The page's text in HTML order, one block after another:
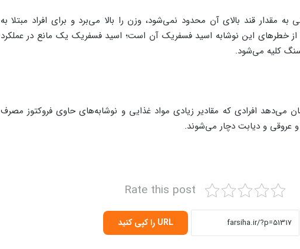
مقدار قند بالای آن محدود نمی‌شود، وزن را بالا می‌برد و برای افراد مبتلا به
خطرهای این نوشابه اسید فسفریک آن است؛ اسید فسفریک یک مانع در عملکرد
کلیه می‌شود.
افرادی که مقادیر زیادی مواد غذایی و نوشابه‌های حاوی فروکتوز مصرف
عروقی و دیابت دچار می‌شوند.
Rate this post
URL را کپی کنید